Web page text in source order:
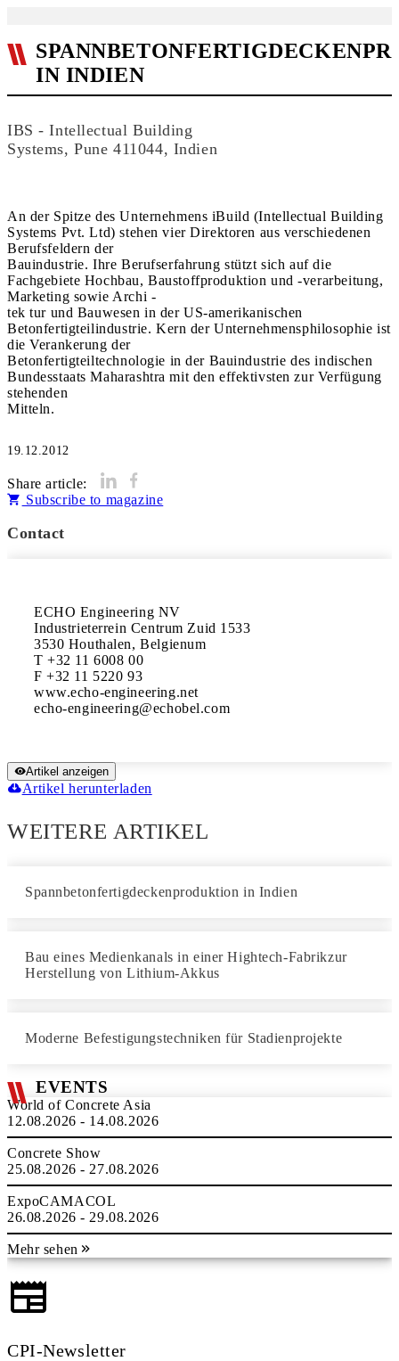
IN INDIEN
IBS - Intellectual Building
Systems, Pune 411044, Indien
An der Spitze des Unternehmens iBuild (Intellectual Building
Systems Pvt. Ltd) stehen vier Direktoren aus verschiedenen
Berufsfeldern der
Bauindustrie. Ihre Berufserfahrung stützt sich auf die
Fachgebiete Hochbau, Baustoffproduktion und -verarbeitung,
Marketing sowie Archi -
tek tur und Bauwesen in der US-amerikanischen
Betonfertigteilindustrie. Kern der Unternehmensphilosophie ist
die Verankerung der
Betonfertigteiltechnologie in der Bauindustrie des indischen
Bundesstaats Maharashtra mit den effektivsten zur Verfügung
stehenden
Mitteln.
19.12.2012
Share article:
Subscribe to magazine
Contact
ECHO Engineering NV
Industrieterrein Centrum Zuid 1533
3530 Houthalen, Belgienum
T +32 11 6008 00
F +32 11 5220 93
www.echo-engineering.net
Artikel anzeigen
Artikel herunterladen
WEITERE ARTIKEL
Spannbetonfertigdeckenproduktion in Indien
Bau eines Medienkanals in einer Hightech-Fabrikzur
Herstellung von Lithium-Akkus
Moderne Befestigungstechniken für Stadienprojekte
EVENTS
World of Concrete Asia
12.08.2026 - 14.08.2026
Concrete Show
25.08.2026 - 27.08.2026
ExpoCAMACOL
26.08.2026 - 29.08.2026
Mehr sehen
CPI-Newsletter